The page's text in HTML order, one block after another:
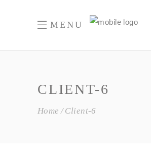
MENU
CLIENT-6
Home Client-6